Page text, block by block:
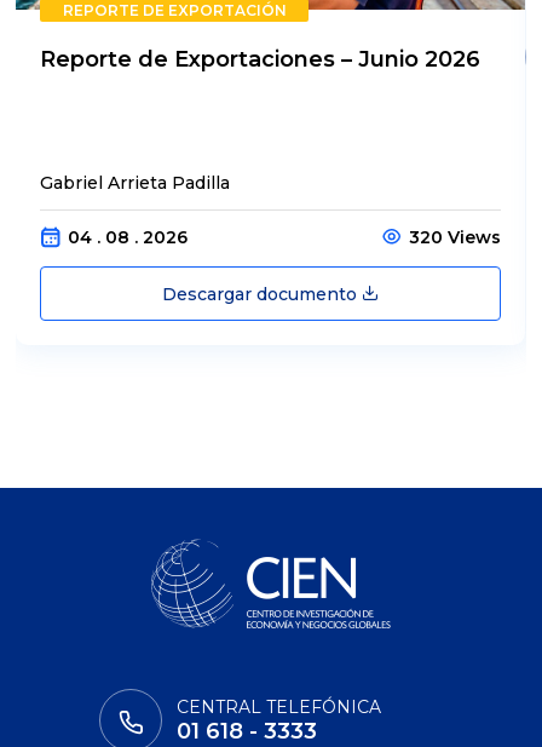
REPORTE DE EXPORTACIÓN
Reporte de Exportaciones – Junio 2026
Gabriel Arrieta Padilla
04 . 08 . 2026 320 Views
Descargar documento
CENTRAL TELEFÓNICA
01 618 - 3333